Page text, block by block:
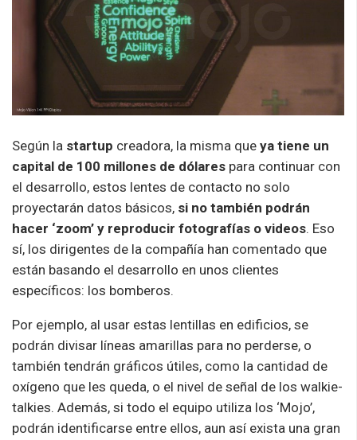
Según la startup creadora, la misma que ya tiene un
capital de 100 millones de dólares para continuar con
el desarrollo, estos lentes de contacto no solo
proyectarán datos básicos, si no también podrán
hacer ‘zoom’ y reproducir fotografías o videos. Eso
sí, los dirigentes de la compañía han comentado que
están basando el desarrollo en unos clientes
específicos: los bomberos.
Por ejemplo, al usar estas lentillas en edificios, se
podrán divisar líneas amarillas para no perderse, o
también tendrán gráficos útiles, como la cantidad de
oxígeno que les queda, o el nivel de señal de los walkie-
talkies. Además, si todo el equipo utiliza los ‘Mojo’,
podrán identificarse entre ellos, aun así exista una gran